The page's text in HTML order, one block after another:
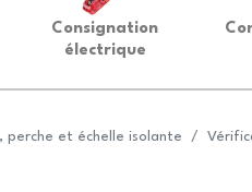
Consignation
électrique
perche et échelle isolante